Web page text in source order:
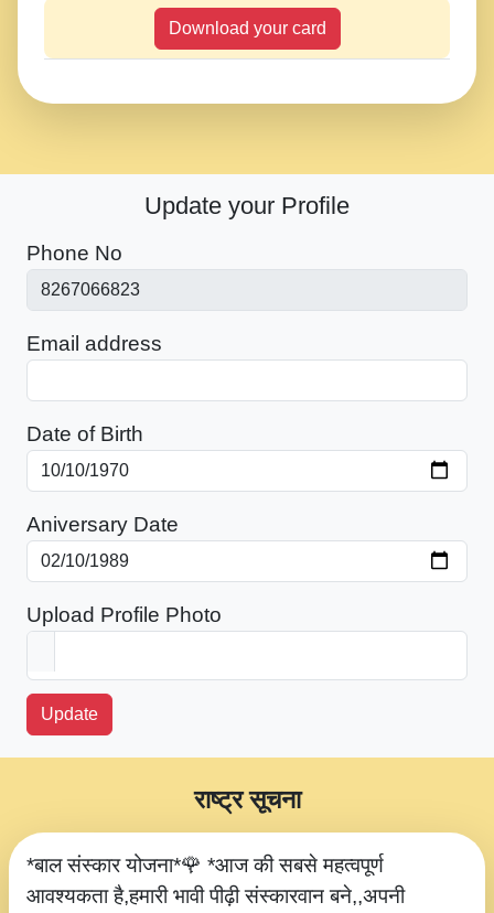
Download your card
Update your Profile
Phone No
Email address
Date of Birth
Aniversary Date
Upload Profile Photo
Update
*बाल संस्कार योजना*🌹 *आज की सबसे महत्वपूर्ण
आवश्यकता है,हमारी भावी पीढ़ी संस्कारवान बने,,अपनी
राष्ट्र सूचना